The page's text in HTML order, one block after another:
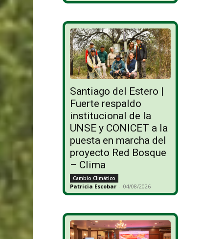
Santiago del Estero |
Fuerte respaldo
institucional de la
UNSE y CONICET a la
puesta en marcha del
proyecto Red Bosque
– Clima
Cambio Climático
Patricia Escobar - 04/08/2026